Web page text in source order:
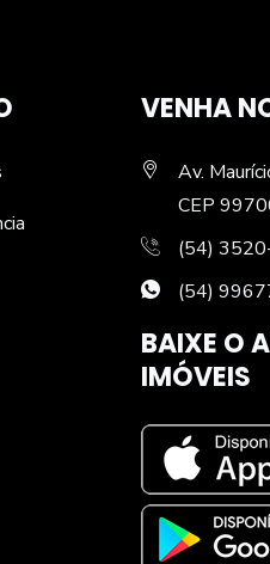
VENHA
Av.
CEP
(54)
(54)
BAIXE O
IMÓVEIS